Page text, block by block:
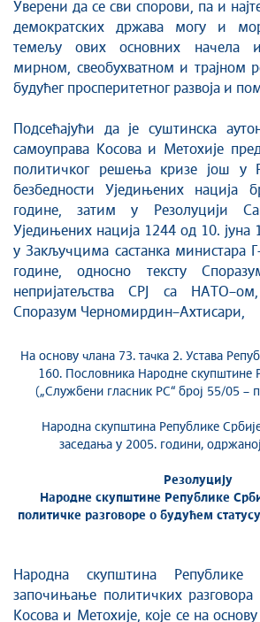
Уверени да се сви спорови, па и
демократских држава могу и
темељу ових основних начела
мирном, свеобухватном и трајном
будућег просперитетног развоја и
Подсећајући да је суштинска
самоуправа Косова и Метохије
политичког решења кризе још у
безбедности Уједињених нација
године, затим у Резолуцији
Уједињених нација 1244 од 10. јуна
у Закључцима састанка министара
године, односно тексту
непријатељства СРЈ са
Споразум Черномирдин–Ахтисари,
На основу члана 73. тачка 2. Устава
160. Пословника Народне скупштине
(„Службени гласник РС“ број 55/05 –
Народна скупштина Републике
заседања у 2005. години, одржаној
Резолуцију
Народне скупштине Републике
политичке разговоре о будућем
Народна скупштина Републике
започињање политичких разговора
Косова и Метохије, које се на